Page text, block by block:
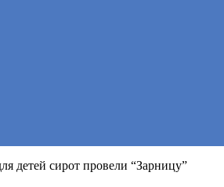
детей сирот провели “Зарницу”